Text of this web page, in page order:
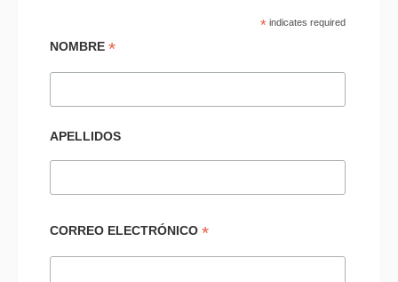
* indicates required
NOMBRE *
APELLIDOS
CORREO ELECTRÓNICO *